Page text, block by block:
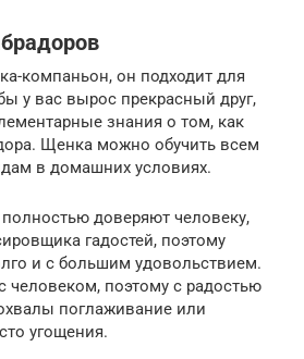
компаньон, он подходит для
у вас вырос прекрасный друг,
знания о том, как
Щенка можно обучить всем
в домашних условиях.
доверяют человеку,
гадостей, поэтому
и с большим удовольствием.
человеком, поэтому с радостью
поглаживание или
угощения.